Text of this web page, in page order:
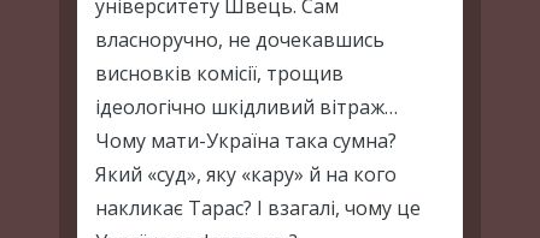
університету Швець. Сам
власноручно, не дочекавшись
висновків комісії, трощив
ідеологічно шкідливий вітраж…
Чому мати-Україна така сумна?
Який «суд», яку «кару» й на кого
накликає Тарас? І взагалі, чому це